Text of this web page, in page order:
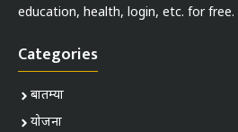
education, health, login, etc. for free.
Categories
बातम्या
योजना